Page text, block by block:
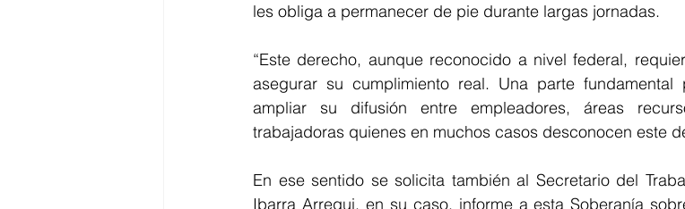
les obliga a permanecer de pie durante largas jornadas.
“Este derecho, aunque reconocido a nivel federal,
asegurar su cumplimiento real. Una parte
ampliar su difusión entre empleadores, áreas
trabajadoras quienes en muchos casos desconocen este
En ese sentido se solicita también al Secretario del
Ibarra Arregui, en su caso, informe a esta Soberanía